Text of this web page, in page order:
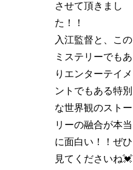
させて頂きまし
た！！
入江監督と、この
ミステリーでもあ
りエンターテイメ
ントでもある特別
な世界観のストー
リーの融合が本当
に面白い！！ぜひ
見てくださいね💓